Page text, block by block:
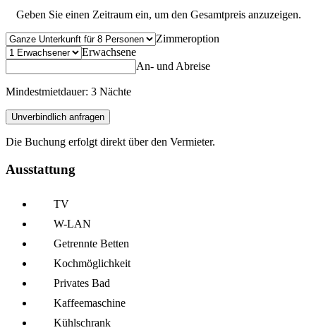
Geben Sie einen Zeitraum ein, um den Gesamtpreis anzuzeigen.
Zimmeroption
Erwachsene
An- und Abreise
Mindestmietdauer: 3 Nächte
Unverbindlich anfragen
Die Buchung erfolgt direkt über den Vermieter.
Ausstattung
TV
W-LAN
Getrennte Betten
Kochmöglich­keit
Privates Bad
Kaffee­maschine
Kühl­schrank